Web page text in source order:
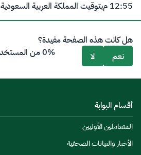
12:55 م
بتوقيت المملكة العربية السعودية
هل كانت هذه الصفحة مفيدة؟
نعم
لا 0% من المستخدمين قالوا نعم من 0 تعليقاً
أقسام البوابة
المتعاملين الأوليين
الأخبار والبيانات الصحفية